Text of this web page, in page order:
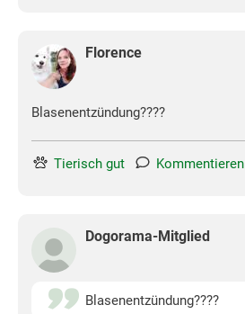
Florence
Blasenentzündung????
Tierisch gut Kommentieren
Dogorama-Mitglied
Blasenentzündung????